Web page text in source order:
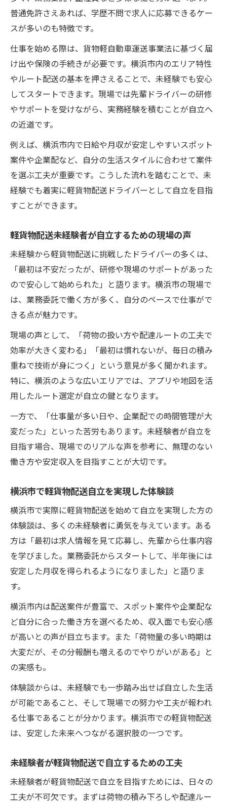
普通免許さえあれば、学歴不問で求人に応募できるケー
スが多いのも特徴です。
仕事を始める際は、貨物軽自動車運送事業法に基づく届
け出や保険の手続きが必要です。横浜市内のエリア特性
やルート配送の基本を押さえることで、未経験でも安心
してスタートできます。現場では先輩ドライバーの研修
やサポートを受けながら、実務経験を積むことが自立へ
の近道です。
例えば、横浜市内で日給や月収が安定しやすいスポット
案件や企業配など、自分の生活スタイルに合わせて案件
を選ぶ工夫が重要です。こうした流れを踏むことで、未
経験でも着実に軽貨物配送ドライバーとして自立を目指
すことができます。
軽貨物配送未経験者が自立するための現場の声
未経験から軽貨物配送に挑戦したドライバーの多くは、
「最初は不安だったが、研修や現場のサポートがあった
ので安心して始められた」と語ります。横浜市の現場で
は、業務委託で働く方が多く、自分のペースで仕事がで
きる点が魅力です。
現場の声として、「荷物の扱い方や配達ルートの工夫で
効率が大きく変わる」「最初は慣れないが、毎日の積み
重ねで技術が身につく」という意見が多く聞かれます。
特に、横浜のような広いエリアでは、アプリや地図を活
用したルート選定が自立の鍵となります。
一方で、「仕事量が多い日や、企業配での時間管理が大
変だった」といった苦労もあります。未経験者が自立を
目指す場合、現場でのリアルな声を参考に、無理のない
働き方や安定収入を目指すことが大切です。
横浜市で軽貨物配送自立を実現した体験談
横浜市で実際に軽貨物配送を始めて自立を実現した方の
体験談は、多くの未経験者に勇気を与えています。ある
方は「最初は求人情報を見て応募し、先輩から仕事内容
を学びました。業務委託からスタートして、半年後には
安定した月収を得られるようになりました」と語りま
す。
横浜市内は配送案件が豊富で、スポット案件や企業配な
ど自分に合った働き方を選べるため、収入面でも安心感
が高いとの声が目立ちます。また「荷物量の多い時期は
大変だが、その分報酬も増えるのでやりがいがある」と
の実感も。
体験談からは、未経験でも一歩踏み出せば自立した生活
が可能であること、そして現場での努力や工夫が報われ
る仕事であることが分かります。横浜市での軽貨物配送
は、安定した未来へつながる選択肢の一つです。
未経験者が軽貨物配送で自立するための工夫
未経験者が軽貨物配送で自立を目指すためには、日々の
工夫が不可欠です。まずは荷物の積み下ろしや配達ルー